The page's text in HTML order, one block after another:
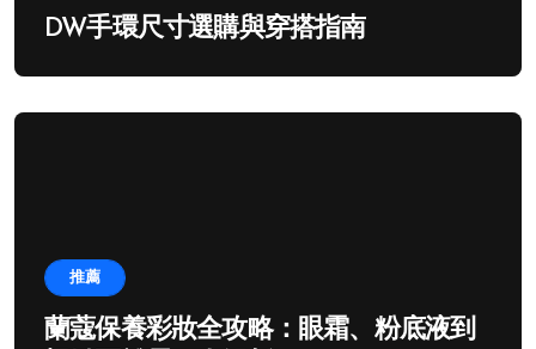
DW手環尺寸選購與穿搭指南
推薦
蘭蔻保養彩妝全攻略：眼霜、粉底液到